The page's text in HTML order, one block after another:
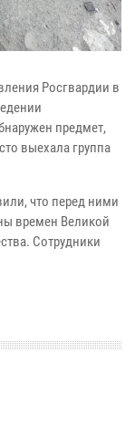
Росгвардии в
предмет,
выехала группа
что перед ними
времен Великой
Сотрудники